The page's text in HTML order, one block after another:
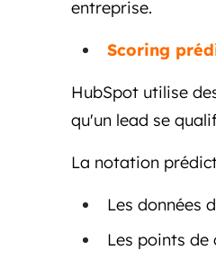
entreprise.
Scoring
HubSpot utilise
qu'un lead se
La notation
Les données
Les points